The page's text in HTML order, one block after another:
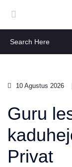
10 Agustus 2026
Guru
Privat